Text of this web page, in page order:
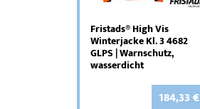
Fristads® High Vis
Winterjacke Kl. 3 4682
GLPS | Warnschutz,
wasserdicht
184,33€